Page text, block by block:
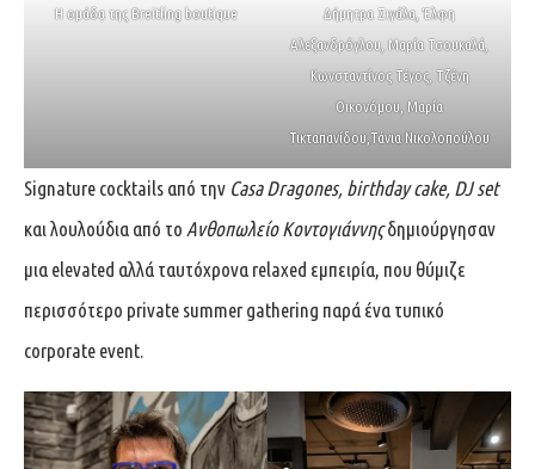
Η ομάδα της Breitling boutique
Δήμητρα Σιγάλα, Έλφη
Αλεξανδρόγλου, Μαρία Τσουκαλά,
Κωνσταντίνος Τέγος, Τζένη
Οικονόμου, Μαρία
Τικταπανίδου,Τάνια Νικολοπούλου
Signature cocktails από την Casa Dragones, birthday cake, DJ set
και λουλούδια από το Ανθοπωλείο Κοντογιάννηςδημιούργησαν
μια elevated αλλά ταυτόχρονα relaxed εμπειρία, που θύμιζε
περισσότερο private summer gathering παρά ένα τυπικό
corporate event.